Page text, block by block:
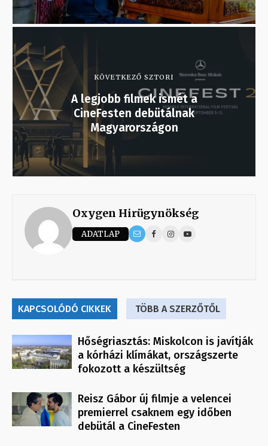
KÖVETKEZŐ SZTORI
A legjobb filmek ismét a
CineFesten debütálnak
Magyarországon
Oxygen Hirügynökség
ADATLAP
KAPCSOLÓDÓ CIKKEK TÖBB A SZERZŐTŐL
Hőségriasztás: Miskolcon is javítják
a kórházi klímákat, országszerte
fokozott a készültség
Reisz Gábor új filmje a velencei
premierrel csaknem egy időben
debütál a CineFesten